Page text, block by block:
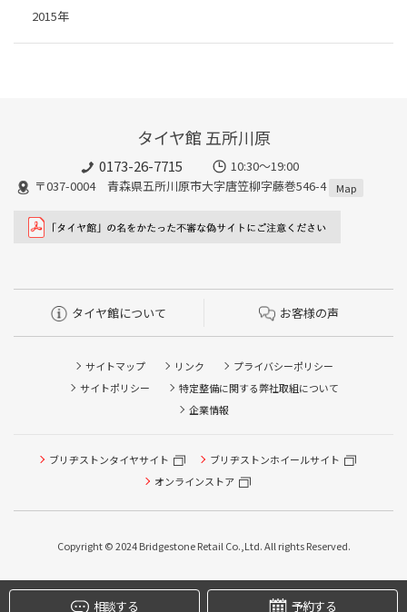
2015年
タイヤ館 五所川原
0173-26-7715
10:30～19:00
〒037-0004 青森県五所川原市大字唐笠柳字藤巻546-4
Map
タイヤ館について お客様の声
サイトマップ リンク
プライバシーポリシー
サイトポリシー
特定整備に関する弊社取組について
企業情報
ブリヂストンタイヤサイト
ブリヂストンホイールサイト
オンラインストア
Copyright © 2024 Bridgestone Retail Co.,Ltd. All rights Reserved.
相談する 予約する
タイヤ点検・安全点検/タイヤ履き替え/オイル交換/その他
ピット作業の予約
本日のタイヤ履き替え順番待ち予約 ※クローク契約会員の